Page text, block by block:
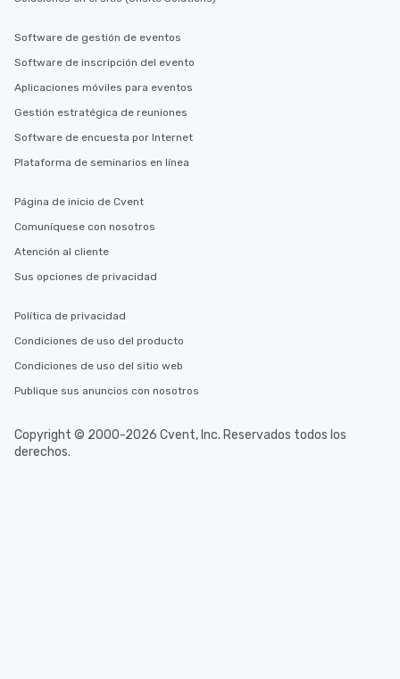
Software de gestión de eventos
Software de inscripción del evento
Aplicaciones móviles para eventos
Gestión estratégica de reuniones
Software de encuesta por Internet
Plataforma de seminarios en línea
Página de inicio de Cvent
Comuníquese con nosotros
Atención al cliente
Sus opciones de privacidad
Política de privacidad
Condiciones de uso del producto
Condiciones de uso del sitio web
Publique sus anuncios con nosotros
Copyright © 2000-2026 Cvent, Inc. Reservados todos los
derechos.